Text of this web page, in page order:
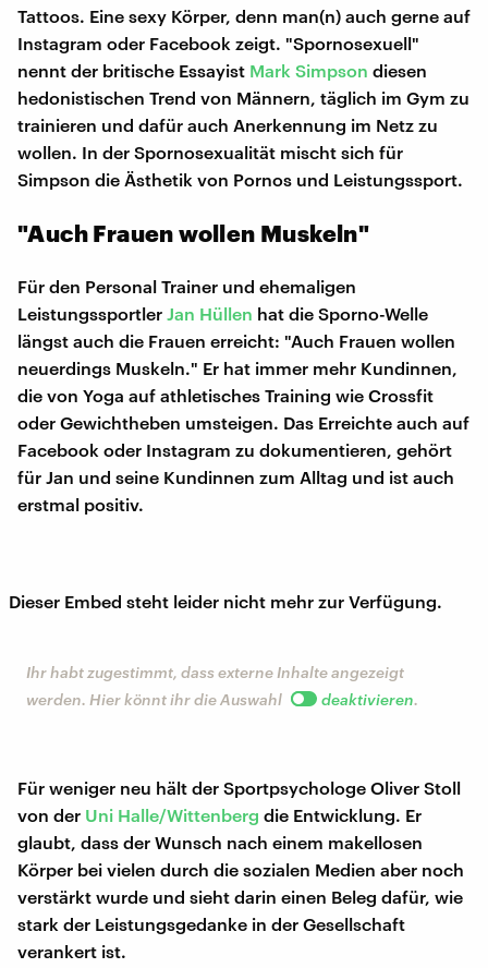
Tattoos. Eine sexy Körper, denn man(n) auch gerne auf
Instagram oder Facebook zeigt. "Spornosexuell"
nennt der britische Essayist Mark Simpson diesen
hedonistischen Trend von Männern, täglich im Gym zu
trainieren und dafür auch Anerkennung im Netz zu
wollen. In der Spornosexualität mischt sich für
Simpson die Ästhetik von Pornos und Leistungssport.
"Auch Frauen wollen Muskeln"
Für den Personal Trainer und ehemaligen
Leistungssportler Jan Hüllen hat die Sporno-Welle
längst auch die Frauen erreicht: "Auch Frauen wollen
neuerdings Muskeln." Er hat immer mehr Kundinnen,
die von Yoga auf athletisches Training wie Crossfit
oder Gewichtheben umsteigen. Das Erreichte auch auf
Facebook oder Instagram zu dokumentieren, gehört
für Jan und seine Kundinnen zum Alltag und ist auch
erstmal positiv.
Dieser Embed steht leider nicht mehr zur Verfügung.
Ihr habt zugestimmt, dass externe Inhalte angezeigt
werden. Hier könnt ihr die Auswahl
deaktivieren.
Für weniger neu hält der Sportpsychologe Oliver Stoll
von der Uni Halle/Wittenberg die Entwicklung. Er
glaubt, dass der Wunsch nach einem makellosen
Körper bei vielen durch die sozialen Medien aber noch
verstärkt wurde und sieht darin einen Beleg dafür, wie
stark der Leistungsgedanke in der Gesellschaft
verankert ist.